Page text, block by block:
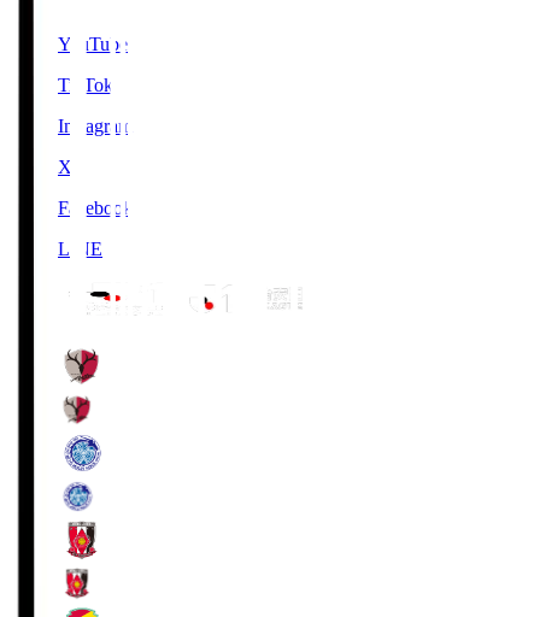
YouTube
TikTok
Instagram
X
Facebook
LINE